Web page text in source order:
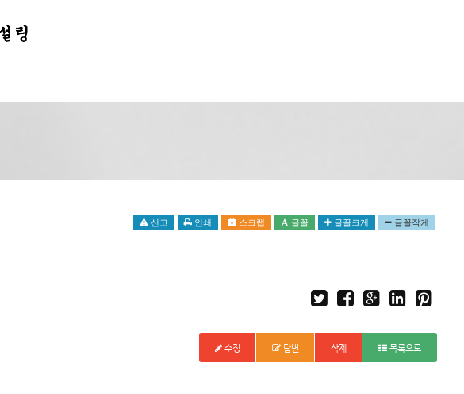
신고 인쇄 스크랩 글꼴 글꼴크게 글꼴작게
수정 답변 삭제 목록으로